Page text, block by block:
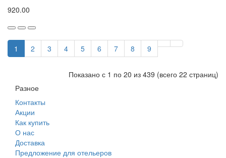
920.00
1 2 3 4 5 6 7 8 9
Показано с 1 по 20 из 439 (всего 22 страниц)
Разное
Контакты
Акции
Как купить
О нас
Доставка
Предложение для отельеров